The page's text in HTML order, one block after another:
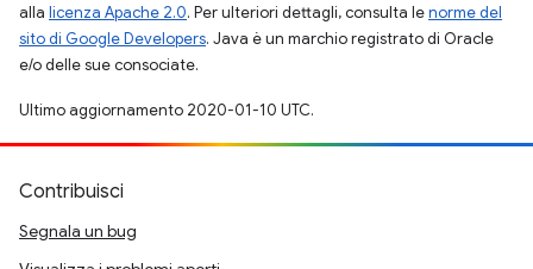
alla licenza Apache 2.0. Per ulteriori dettagli, consulta lenorme del
sito di Google Developers. Java è un marchio registrato di Oracle
e/o delle sue consociate.
Ultimo aggiornamento 2020-01-10 UTC.
Contribuisci
Segnala un bug